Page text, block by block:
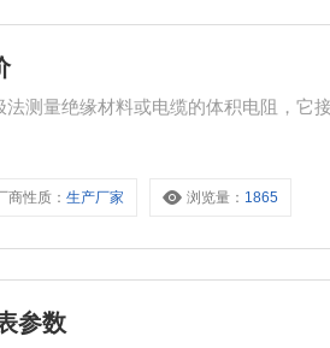
测量绝缘材料或电缆的体积电阻，它
商性质：生产厂家 浏览量： 1865
参数